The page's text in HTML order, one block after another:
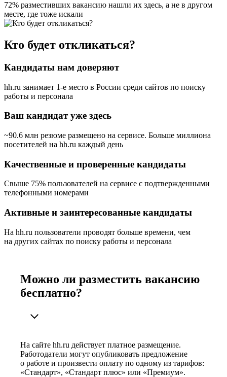
72% разместивших вакансию нашли их здесь, а не в другом
месте, где тоже искали
Кто будет откликаться?
Кандидаты нам доверяют
hh.ru занимает 1-е место в России среди сайтов по поиску
работы и персонала
Ваш кандидат уже здесь
~90.6 млн резюме размещено на сервисе. Больше миллиона
посетителей на hh.ru каждый день
Качественные и проверенные кандидаты
Свыше 75% пользователей на сервисе с подтвержденными
телефонными номерами
Активные и заинтересованные кандидаты
На hh.ru пользователи проводят больше времени, чем
на других сайтах по поиску работы и персонала
Можно ли разместить вакансию
бесплатно?
На сайте hh.ru действует платное размещение.
Работодатели могут опубликовать предложение
о работе и произвести оплату по одному из тарифов:
«Стандарт», «Стандарт плюс» или «Премиум».